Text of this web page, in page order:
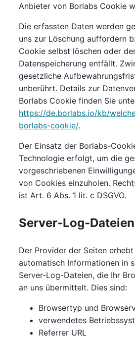
Anbieter von Borlabs Cookie
Die erfassten Daten werden
uns zur Löschung auffordern
Cookie selbst löschen oder
Datenspeicherung entfällt.
gesetzliche
unberührt. Details zur
Borlabs Cookie finden Sie
https://de.borlabs.io/kb/
borlabs-cookie/.
Der Einsatz der Borlabs-
Technologie erfolgt, um die
vorgeschriebenen
von Cookies einzuholen.
ist Art. 6 Abs. 1 lit. c DSGVO.
Server-Log-Dateien
Der Provider der Seiten
automatisch Informationen in
Server-Log-Dateien, die Ihr
an uns übermittelt. Dies sind:
Browsertyp und
verwendetes
Referrer URL